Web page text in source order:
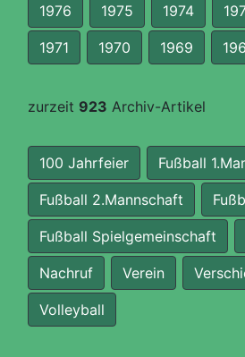
1976 1975 1974
1971 1970 1969
zurzeit 923 Archiv-Artikel
100 Jahrfeier Fußball
Fußball 2.Mannschaft
Fußball Spielgemeinschaft
Nachruf Verein
Volleyball